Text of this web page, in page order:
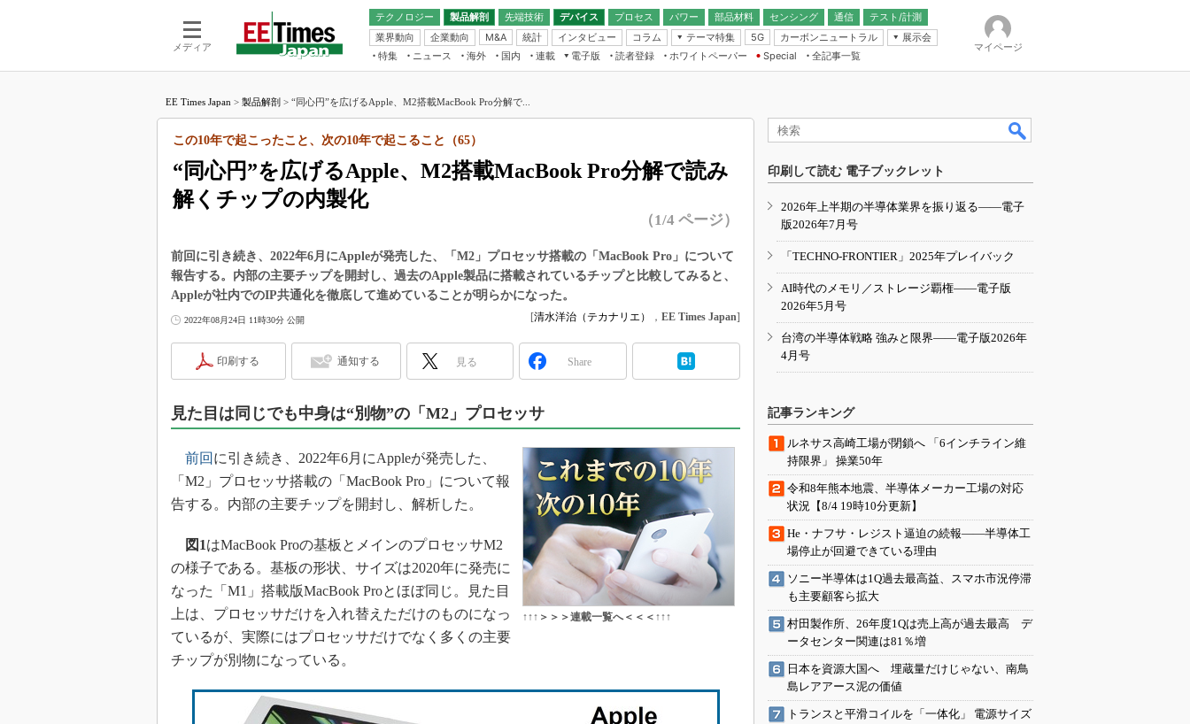
メディア
テクノロジー 製品解剖
先端技術
電池／エネルギー
デバイス
アナログ
マイコン
FPGA
プロセス パワー 部品材料 センシング
通信
無線
テスト/計測
業界動向
企業動向 M&A 統計 インタビュー コラム
テーマ特集
フィジカルAI
読者調査（EE Times Research）
電源設計（EDN Japan）
エレクトロニクス入門（EDN
Japan）
5G カーボンニュートラル
展示会
IoT・エッジコンピューティング
EXPO
TECHNO-FRONTIER
人とくるま展
特集 ニュース 海外 国内
連載
福田昭のデバイス通信
湯之上隆のナノフォーカス
大原雄介のエレ・組み込みプレイバ
ック
世界を「数字」で回してみよう
踊るバズワード ～Behind the
で起こること
製品分解で探るアジアの新トレンド
光伝送技術を知る
“異端児エンジニア”が仕掛けた社内
JASA発IoT通信
「英語に愛されないエンジニア」の
ための新行動論
電子版
電子ブックレット
読者登録 ホワイトペーパー
Special
全記事一覧
マイページ
EE Times Japan > 製品解剖 > “同心円”を広げるApple、M2搭載MacBook Pro分解で...
“同心円”を広げるApple、M2搭載MacBook Pro分解で読み
解くチップの内製化
この10年で起こったこと、次の10年で起こること（65）
（1/4 ページ）
前回に引き続き、2022年6月にAppleが発売した、「M2」プロセッサ搭載の「MacBook Pro」について
報告する。内部の主要チップを開封し、過去のApple製品に搭載されているチップと比較してみると、
Appleが社内でのIP共通化を徹底して進めていることが明らかになった。
2022年08月24日 11時30分 公開 [清水洋治（テカナリエ） ， EE Times Japan]
印刷する 通知する 見る Share
見た目は同じでも中身は“別物”の「M2」プロセッサ
↑↑↑＞＞＞連載一覧へ＜＜＜↑↑↑
前回 に引き続き、2022年6月にAppleが発売した、
「M2」プロセッサ搭載の「MacBook Pro」について報
告する。内部の主要チップを開封し、解析した。
図1はMacBook Proの基板とメインのプロセッサM2
の様子である。基板の形状、サイズは2020年に発売に
なった「M1」搭載版MacBook Proとほぼ同じ。見た目
上は、プロセッサだけを入れ替えただけのものになっ
ているが、実際にはプロセッサだけでなく多くの主要
チップが別物になっている。
印刷して読む 電子ブックレット
2026年上半期の半導体業界を振り返る――電子
版2026年7月号
「TECHNO-FRONTIER」2025年プレイバック
AI時代のメモリ／ストレージ覇権――電子版
2026年5月号
台湾の半導体戦略 強みと限界――電子版2026年
4月号
記事ランキング
ルネサス高崎工場が閉鎖へ 「6インチライン維
持限界」 操業50年
令和8年熊本地震、半導体メーカー工場の対応
状況【8/4 19時10分更新】
He・ナフサ・レジスト逼迫の続報――半導体工
場停止が回避できている理由
ソニー半導体は1Q過去最高益、スマホ市況停滞
も主要顧客ら拡大
村田製作所、26年度1Qは売上高が過去最高 デ
ータセンター関連は81％増
日本を資源大国へ 埋蔵量だけじゃない、南鳥
島レアアース泥の価値
トランスと平滑コイルを「一体化」 電源サイズ